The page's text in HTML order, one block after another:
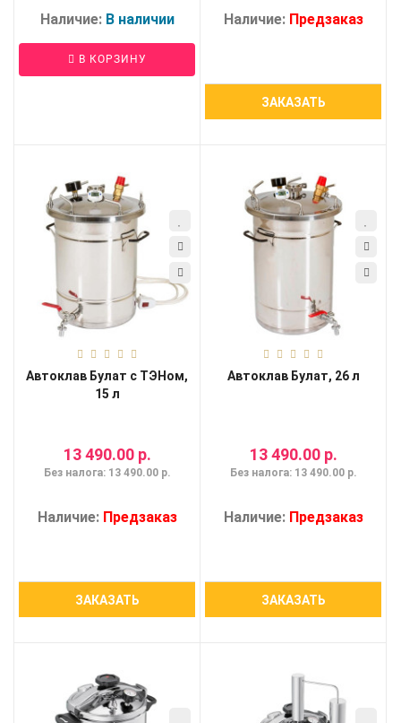
Наличие: В наличии
В КОРЗИНУ
Наличие: Предзаказ
ЗАКАЗАТЬ
Автоклав Булат с ТЭНом,
15 л
13 490.00 р.
Без налога: 13 490.00 р.
Наличие: Предзаказ
ЗАКАЗАТЬ
Автоклав Булат, 26 л
13 490.00 р.
Без налога: 13 490.00 р.
Наличие: Предзаказ
ЗАКАЗАТЬ